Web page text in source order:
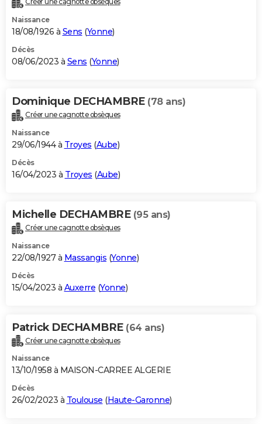
Naissance
18/08/1926 à Sens (Yonne)
Décès
08/06/2023 à Sens (Yonne)
Dominique DECHAMBRE (78 ans)
Créer une cagnotte obsèques
Naissance
29/06/1944 à Troyes (Aube)
Décès
16/04/2023 à Troyes (Aube)
Michelle DECHAMBRE (95 ans)
Créer une cagnotte obsèques
Naissance
22/08/1927 à Massangis (Yonne)
Décès
15/04/2023 à Auxerre (Yonne)
Patrick DECHAMBRE (64 ans)
Créer une cagnotte obsèques
Naissance
13/10/1958 à MAISON-CARREE ALGERIE
Décès
26/02/2023 à Toulouse (Haute-Garonne)